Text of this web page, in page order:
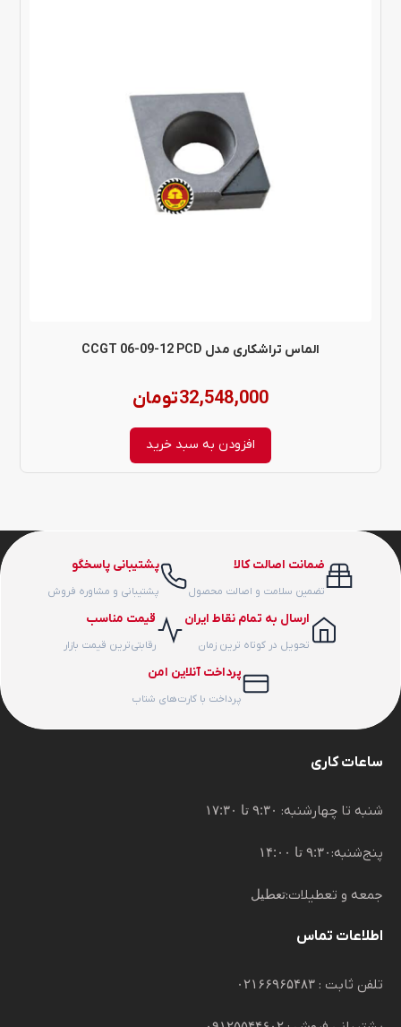
الماس تراشکاری مدل CCGT 06-09-12 PCD
32,548,000تومان
افزودن به سبد خرید
ضمانت اصالت کالا
تضمین سلامت و اصالت محصول
پشتیبانی پاسخگو
پشتیبانی و مشاوره فروش
ارسال به تمام نقاط ایران
تحویل در کوتاه ترین زمان
قیمت مناسب
رقابتی‌ترین قیمت بازار
پرداخت آنلاین امن
پرداخت با کارت‌های شتاب
ساعات کاری
شنبه تا چهارشنبه: ۹:۳۰ تا ۱۷:۳۰
پنج‌شنبه: ۹:۳۰ تا ۱۴:۰۰
جمعه و تعطیلات:تعطیل
اطلاعات تماس
تلفن ثابت : ۰۲۱۶۶۹۶۵۴۸۳